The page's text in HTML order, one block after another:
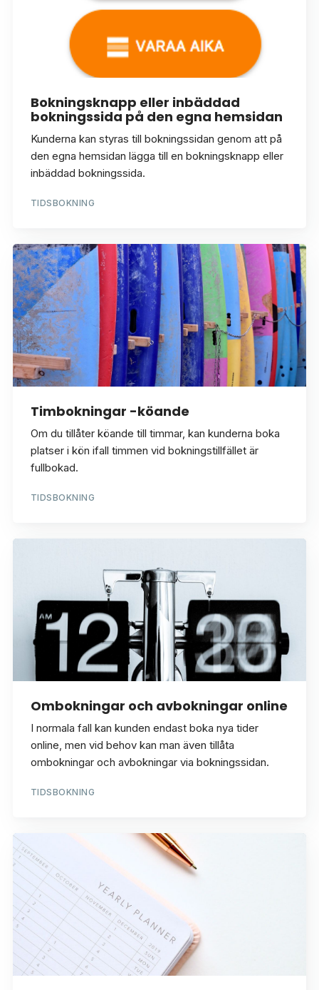
Bokningsknapp eller inbäddad
bokningssida på den egna hemsidan
Kunderna kan styras till bokningssidan genom att på
den egna hemsidan lägga till en bokningsknapp eller
inbäddad bokningssida.
TIDSBOKNING
Timbokningar -köande
Om du tillåter köande till timmar, kan kunderna boka
platser i kön ifall timmen vid bokningstillfället är
fullbokad.
TIDSBOKNING
Ombokningar och avbokningar online
I normala fall kan kunden endast boka nya tider
online, men vid behov kan man även tillåta
ombokningar och avbokningar via bokningssidan.
TIDSBOKNING